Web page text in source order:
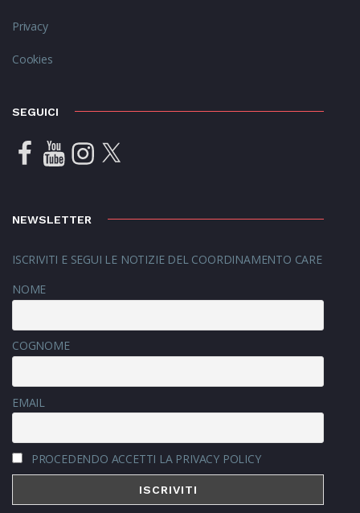
Privacy
Cookies
SEGUICI
NEWSLETTER
ISCRIVITI E SEGUI LE NOTIZIE DEL COORDINAMENTO CARE
NOME
COGNOME
EMAIL
PROCEDENDO ACCETTI LA PRIVACY POLICY